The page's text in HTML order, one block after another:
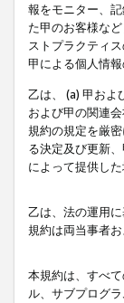
報をモニター、
た甲のお客様な
ストプラクティ
甲による個人情報
乙は、 (a) 甲およ
および甲の関連
規約の規定を厳
る決定及び更新
によって提供し
乙は、法の運用
規約は両当事者
本規約は、すべ
ル、サブプログ